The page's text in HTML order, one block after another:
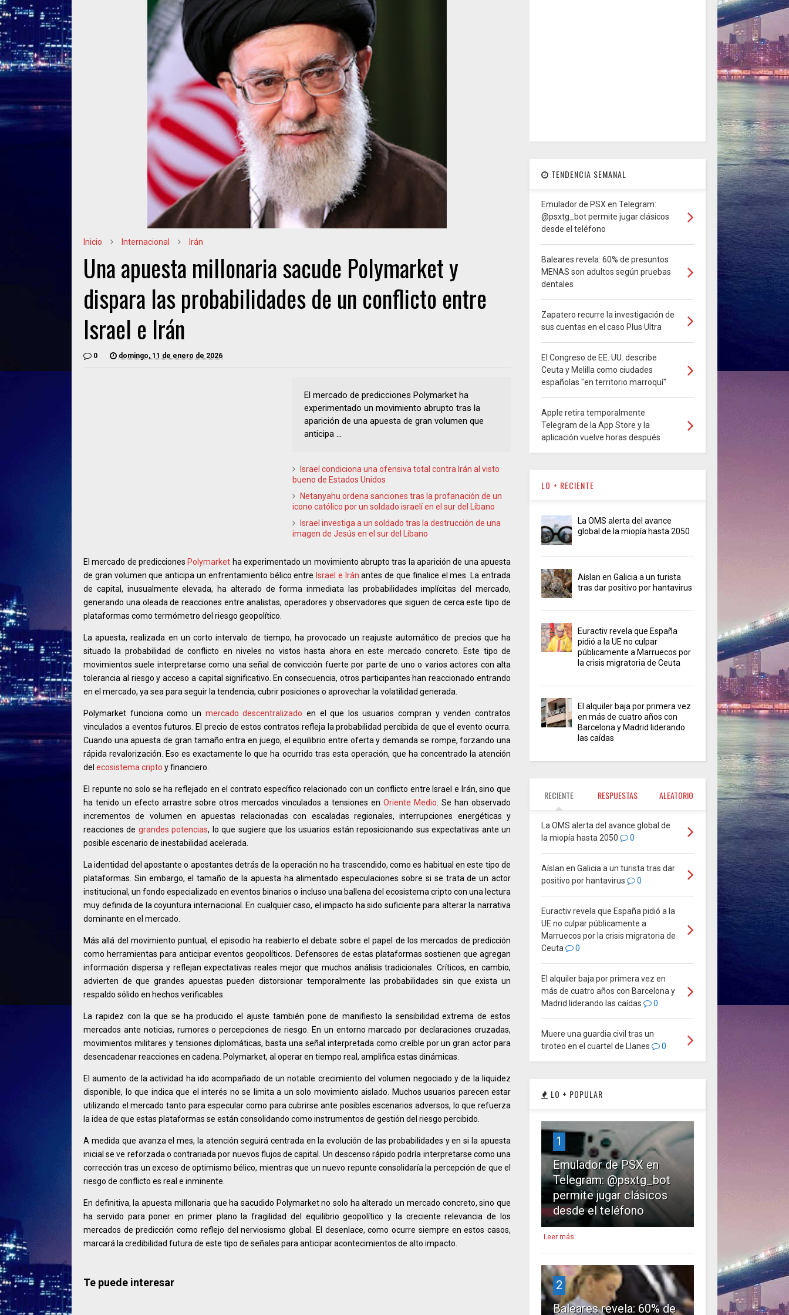
Inicio Internacional Irán
Una apuesta millonaria sacude Polymarket y
dispara las probabilidades de un conflicto entre
Israel e Irán
0 domingo, 11 de enero de 2026
El mercado de predicciones Polymarket ha
experimentado un movimiento abrupto tras la
aparición de una apuesta de gran volumen que
anticipa ...
Israel condiciona una ofensiva total contra Irán al visto
bueno de Estados Unidos
Netanyahu ordena sanciones tras la profanación de un
icono católico por un soldado israelí en el sur del Líbano
Israel investiga a un soldado tras la destrucción de una
imagen de Jesús en el sur del Líbano
El mercado de prediccionesPolymarket ha experimentado un movimiento abrupto tras la aparición de una apuesta
de gran volumen que anticipa un enfrentamiento bélico entreIsrael e Irán antes de que finalice el mes. La entrada
de capital, inusualmente elevada, ha alterado de forma inmediata las probabilidades implícitas del mercado,
generando una oleada de reacciones entre analistas, operadores y observadores que siguen de cerca este tipo de
plataformas como termómetro del riesgo geopolítico.
La apuesta, realizada en un corto intervalo de tiempo, ha provocado un reajuste automático de precios que ha
situado la probabilidad de conflicto en niveles no vistos hasta ahora en este mercado concreto. Este tipo de
movimientos suele interpretarse como una señal de convicción fuerte por parte de uno o varios actores con alta
tolerancia al riesgo y acceso a capital significativo. En consecuencia, otros participantes han reaccionado entrando
en el mercado, ya sea para seguir la tendencia, cubrir posiciones o aprovechar la volatilidad generada.
Polymarket funciona como un mercado descentralizado en el que los usuarios compran y venden contratos
vinculados a eventos futuros. El precio de estos contratos refleja la probabilidad percibida de que el evento ocurra.
Cuando una apuesta de gran tamaño entra en juego, el equilibrio entre oferta y demanda se rompe, forzando una
rápida revalorización. Eso es exactamente lo que ha ocurrido tras esta operación, que ha concentrado la atención
del ecosistema cripto y financiero.
El repunte no solo se ha reflejado en el contrato específico relacionado con un conflicto entre Israel e Irán, sino que
ha tenido un efecto arrastre sobre otros mercados vinculados a tensiones en Oriente Medio . Se han observado
incrementos de volumen en apuestas relacionadas con escaladas regionales, interrupciones energéticas y
reacciones de grandes potencias, lo que sugiere que los usuarios están reposicionando sus expectativas ante un
posible escenario de inestabilidad acelerada.
La identidad del apostante o apostantes detrás de la operación no ha trascendido, como es habitual en este tipo de
plataformas. Sin embargo, el tamaño de la apuesta ha alimentado especulaciones sobre si se trata de un actor
institucional, un fondo especializado en eventos binarios o incluso una ballena del ecosistema cripto con una lectura
muy definida de la coyuntura internacional. En cualquier caso, el impacto ha sido suficiente para alterar la narrativa
dominante en el mercado.
Más allá del movimiento puntual, el episodio ha reabierto el debate sobre el papel de los mercados de predicción
como herramientas para anticipar eventos geopolíticos. Defensores de estas plataformas sostienen que agregan
información dispersa y reflejan expectativas reales mejor que muchos análisis tradicionales. Críticos, en cambio,
advierten de que grandes apuestas pueden distorsionar temporalmente las probabilidades sin que exista un
respaldo sólido en hechos verificables.
La rapidez con la que se ha producido el ajuste también pone de manifiesto la sensibilidad extrema de estos
mercados ante noticias, rumores o percepciones de riesgo. En un entorno marcado por declaraciones cruzadas,
movimientos militares y tensiones diplomáticas, basta una señal interpretada como creíble por un gran actor para
desencadenar reacciones en cadena. Polymarket, al operar en tiempo real, amplifica estas dinámicas.
El aumento de la actividad ha ido acompañado de un notable crecimiento del volumen negociado y de la liquidez
disponible, lo que indica que el interés no se limita a un solo movimiento aislado. Muchos usuarios parecen estar
utilizando el mercado tanto para especular como para cubrirse ante posibles escenarios adversos, lo que refuerza
la idea de que estas plataformas se están consolidando como instrumentos de gestión del riesgo percibido.
A medida que avanza el mes, la atención seguirá centrada en la evolución de las probabilidades y en si la apuesta
inicial se ve reforzada o contrariada por nuevos flujos de capital. Un descenso rápido podría interpretarse como una
corrección tras un exceso de optimismo bélico, mientras que un nuevo repunte consolidaría la percepción de que el
riesgo de conflicto es real e inminente.
En definitiva, la apuesta millonaria que ha sacudido Polymarket no solo ha alterado un mercado concreto, sino que
ha servido para poner en primer plano la fragilidad del equilibrio geopolítico y la creciente relevancia de los
mercados de predicción como reflejo del nerviosismo global. El desenlace, como ocurre siempre en estos casos,
marcará la credibilidad futura de este tipo de señales para anticipar acontecimientos de alto impacto.
Te puede interesar
TENDENCIA SEMANAL
Emulador de PSX en Telegram:
@psxtg_bot permite jugar clásicos
desde el teléfono
Baleares revela: 60% de presuntos
MENAS son adultos según pruebas
dentales
Zapatero recurre la investigación de
sus cuentas en el caso Plus Ultra
El Congreso de EE. UU. describe
Ceuta y Melilla como ciudades
españolas "en territorio marroquí"
Apple retira temporalmente
Telegram de la App Store y la
aplicación vuelve horas después
LO + RECIENTE
La OMS alerta del avance
global de la miopía hasta 2050
Aíslan en Galicia a un turista
tras dar positivo por hantavirus
Euractiv revela que España
pidió a la UE no culpar
públicamente a Marruecos por
la crisis migratoria de Ceuta
El alquiler baja por primera vez
en más de cuatro años con
Barcelona y Madrid liderando
las caídas
RECIENTE RESPUESTAS ALEATORIO
La OMS alerta del avance global de
la miopía hasta 2050
0
Aíslan en Galicia a un turista tras dar
positivo por hantavirus
0
Euractiv revela que España pidió a la
UE no culpar públicamente a
Marruecos por la crisis migratoria de
Ceuta
0
El alquiler baja por primera vez en
más de cuatro años con Barcelona y
Madrid liderando las caídas
0
Muere una guardia civil tras un
tiroteo en el cuartel de Llanes
0
LO + POPULAR
1
Emulador de PSX en
Telegram: @psxtg_bot
permite jugar clásicos
desde el teléfono
Leer más
2
Baleares revela: 60% de